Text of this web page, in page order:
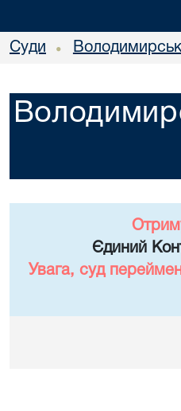
Суди •
Єдиний
Увага, суд